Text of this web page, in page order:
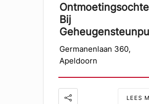
Bij
Germanenlaan 360,
Apeldoorn
LEES